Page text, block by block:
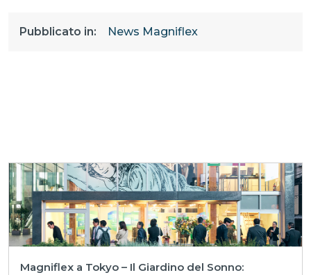
Pubblicato in: News Magniflex
Magniflex a Tokyo – Il Giardino del Sonno: